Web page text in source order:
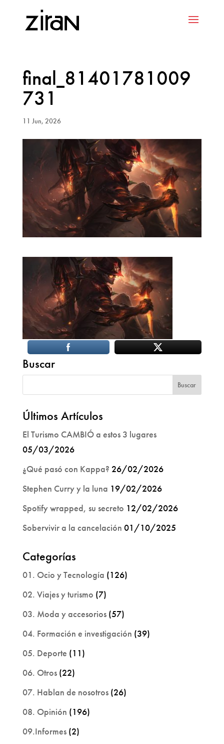
final_81401781009
731
11 Jun, 2026
Buscar
Últimos Artículos
El Turismo CAMBIÓ a estos 3 lugares
05/03/2026
¿Qué pasó con Kappa? 26/02/2026
Stephen Curry y la luna 19/02/2026
Spotify wrapped, su secreto 12/02/2026
Sobervivir a la cancelación 01/10/2025
Categorías
01. Ocio y Tecnología (126)
02. Viajes y turismo (7)
03. Moda y accesorios(57)
04. Formación e investigación (39)
05. Deporte (11)
06. Otros(22)
07. Hablan de nosotros(26)
08. Opinión (196)
09.Informes(2)